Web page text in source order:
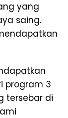
yang
saing.
program 3
tersebar di